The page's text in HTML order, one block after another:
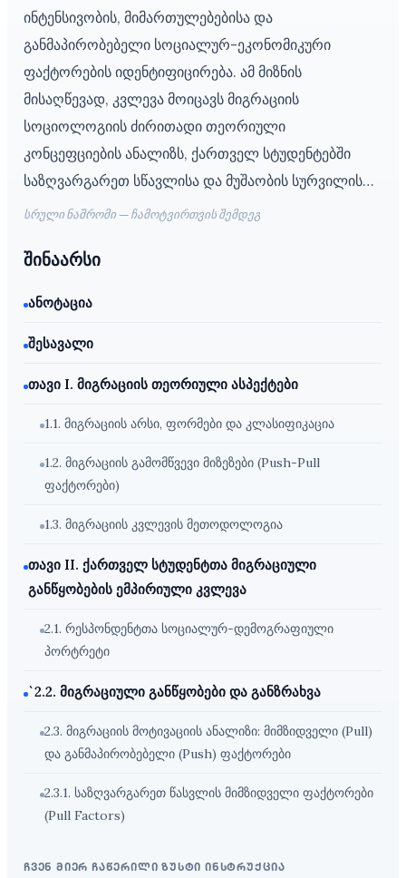
ინტენსივობის, მიმართულებებისა და
განმაპირობებელი სოციალურ-ეკონომიკური
ფაქტორების იდენტიფიცირება. ამ მიზნის
მისაღწევად, კვლევა მოიცავს მიგრაციის
სოციოლოგიის ძირითადი თეორიული
კონცეფციების ანალიზს, ქართველ სტუდენტებში
საზღვარგარეთ სწავლისა და მუშაობის სურვილის…
სრული ნაშრომი — ჩამოტვირთვის შემდეგ
შინაარსი
ანოტაცია
შესავალი
თავი I. მიგრაციის თეორიული ასპექტები
1.1. მიგრაციის არსი, ფორმები და კლასიფიკაცია
1.2. მიგრაციის გამომწვევი მიზეზები (Push-Pull
ფაქტორები)
1.3. მიგრაციის კვლევის მეთოდოლოგია
თავი II. ქართველ სტუდენტთა მიგრაციული
განწყობების ემპირიული კვლევა
2.1. რესპონდენტთა სოციალურ-დემოგრაფიული
პორტრეტი
`2.2. მიგრაციული განწყობები და განზრახვა
2.3. მიგრაციის მოტივაციის ანალიზი: მიმზიდველი (Pull)
და განმაპირობებელი (Push) ფაქტორები
2.3.1. საზღვარგარეთ წასვლის მიმზიდველი ფაქტორები
(Pull Factors)
ჩვენ მიერ ჩაწერილი ზუსტი ინსტრუქცია